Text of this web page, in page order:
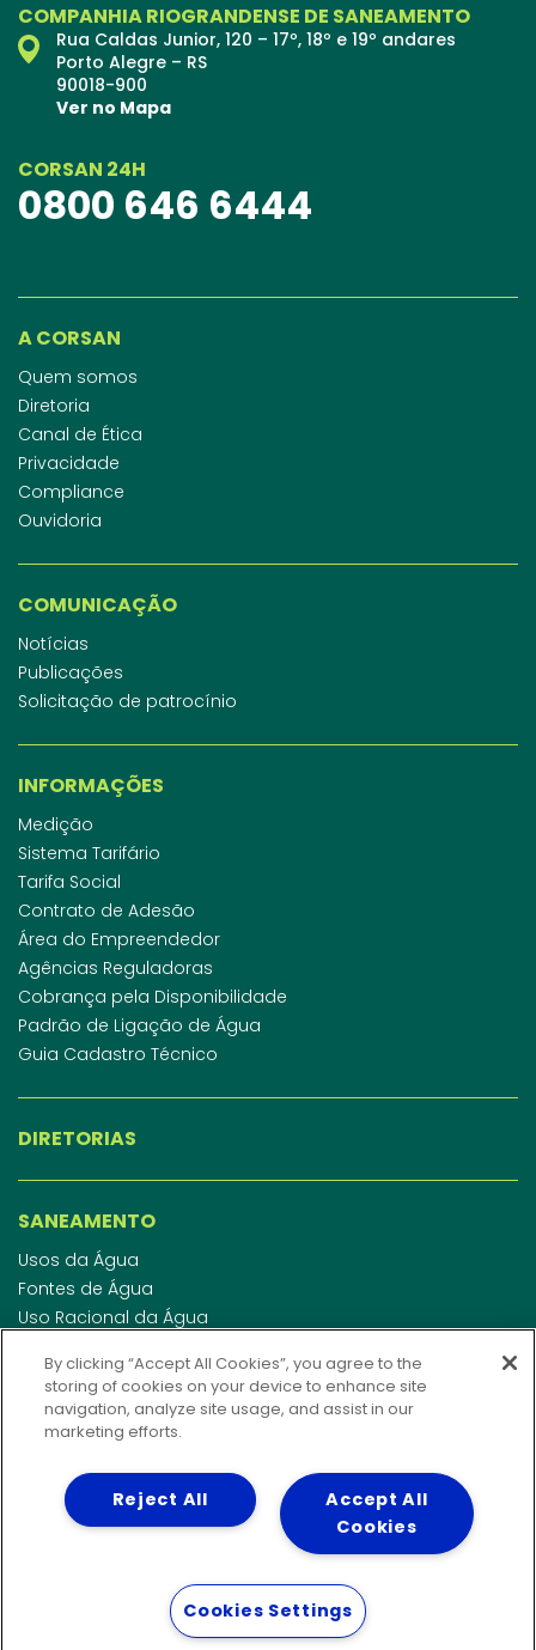
COMPANHIA RIOGRANDENSE DE SANEAMENTO
Rua Caldas Junior, 120 – 17º, 18º e 19º andares
Porto Alegre – RS
90018-900
Ver no Mapa
CORSAN 24H
0800 646 6444
A CORSAN
Quem somos
Diretoria
Canal de Ética
Privacidade
Compliance
Ouvidoria
COMUNICAÇÃO
Notícias
Publicações
Solicitação de patrocínio
INFORMAÇÕES
Medição
Sistema Tarifário
Tarifa Social
Contrato de Adesão
Área do Empreendedor
Agências Reguladoras
Cobrança pela Disponibilidade
Padrão de Ligação de Água
Guia Cadastro Técnico
DIRETORIAS
SANEAMENTO
Usos da Água
Fontes de Água
Uso Racional da Água
Esgotamento Sanitário
Regulamento de Água e Esgoto
Indicadores de qualidade da água
INVESTIDORES
By clicking “Accept All Cookies”, you agree to the
storing of cookies on your device to enhance site
navigation, analyze site usage, and assist in our
marketing efforts.
Accept All
Cookies
Reject All
Cookies Settings